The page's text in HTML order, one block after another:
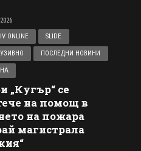
ONLINE
SLIDE
ПОСЛЕДНИ НОВИНИ
„Кугър“ се
на помощ в
на пожара
магистрала